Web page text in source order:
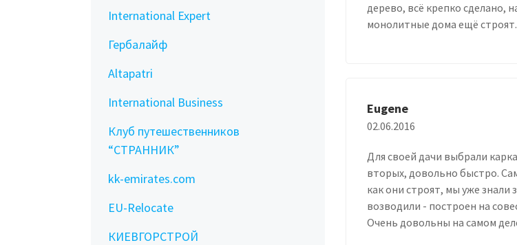
дерево, всё крепко сделано,
монолитные дома ещё строят.
Eugene
02.06.2016
Для своей дачи выбрали
вторых, довольно быстро.
как они строят, мы уже знали
возводили - построен на
Очень довольны на самом
International Expert
Гербалайф
Altapatri
International Business
Клуб путешественников
“СТРАННИК”
kk-emirates.com
EU-Relocate
КИЕВГОРСТРОЙ